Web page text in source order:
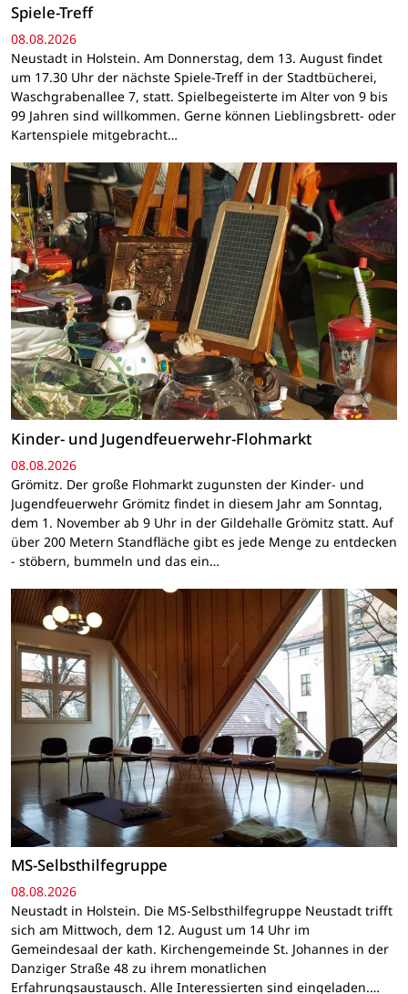
Spiele-Treff
08.08.2026
Neustadt in Holstein. Am Donnerstag, dem 13. August findet
um 17.30 Uhr der nächste Spiele-Treff in der Stadtbücherei,
Waschgrabenallee 7, statt. Spielbegeisterte im Alter von 9 bis
99 Jahren sind willkommen. Gerne können Lieblingsbrett- oder
Kartenspiele mitgebracht…
Kinder- und Jugendfeuerwehr-Flohmarkt
08.08.2026
Grömitz. Der große Flohmarkt zugunsten der Kinder- und
Jugendfeuerwehr Grömitz findet in diesem Jahr am Sonntag,
dem 1. November ab 9 Uhr in der Gildehalle Grömitz statt. Auf
über 200 Metern Standfläche gibt es jede Menge zu entdecken
- stöbern, bummeln und das ein…
MS-Selbsthilfegruppe
08.08.2026
Neustadt in Holstein. Die MS-Selbsthilfegruppe Neustadt trifft
sich am Mittwoch, dem 12. August um 14 Uhr im
Gemeindesaal der kath. Kirchengemeinde St. Johannes in der
Danziger Straße 48 zu ihrem monatlichen
Erfahrungsaustausch. Alle Interessierten sind eingeladen.…